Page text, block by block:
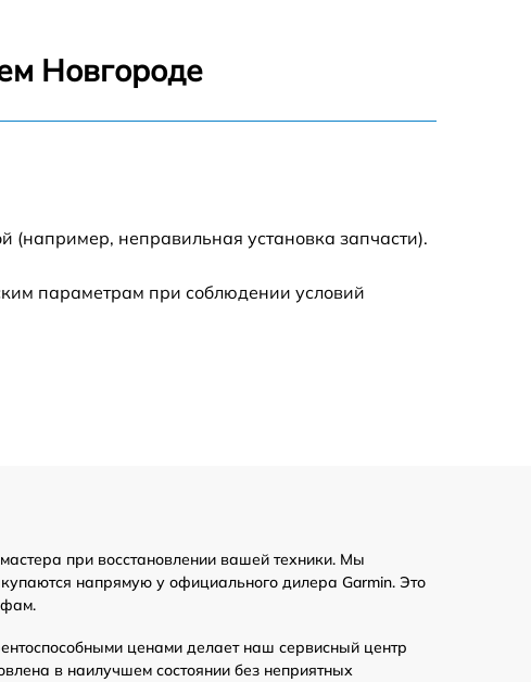
Новгороде
(например, неправильная установка запчасти).
параметрам при соблюдении условий
при восстановлении вашей техники. Мы
напрямую у официального дилера Garmin. Это
ценами делает наш сервисный центр
в наилучшем состоянии без неприятных